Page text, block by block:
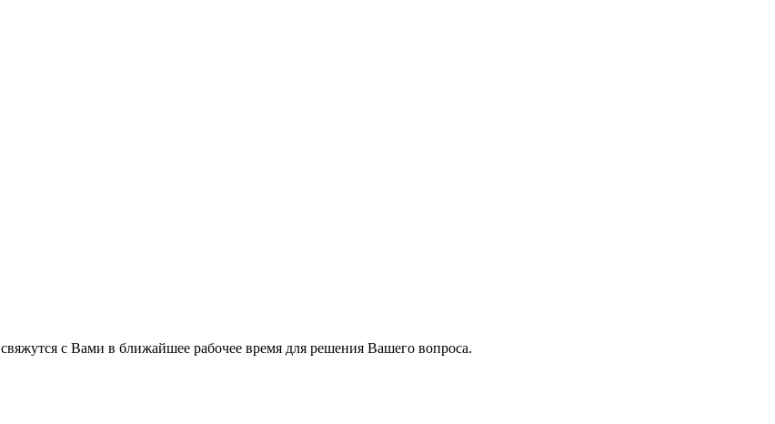
с Вами в ближайшее рабочее время для решения Вашего вопроса.